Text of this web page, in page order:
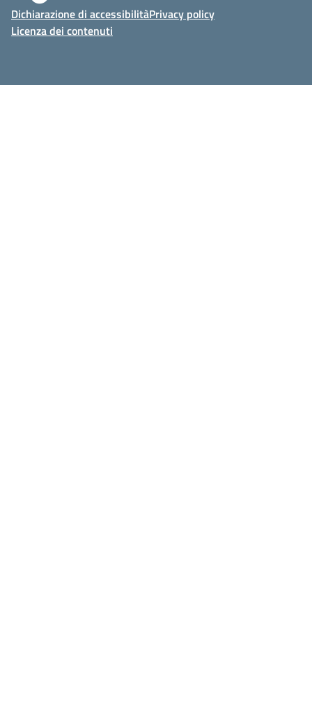
Dichiarazione di accessibilitàPrivacy policy
Licenza dei contenuti